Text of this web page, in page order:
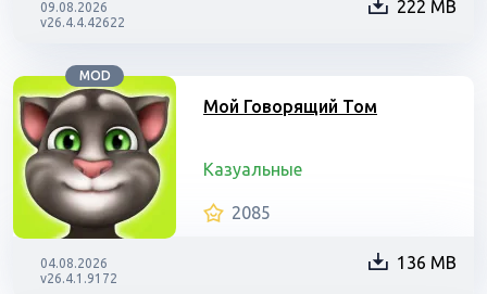
09.08.2026
v26.4.4.42622
222 MB
MOD
Мой Говорящий Том
Казуальные
2085
04.08.2026
v26.4.1.9172
136 MB